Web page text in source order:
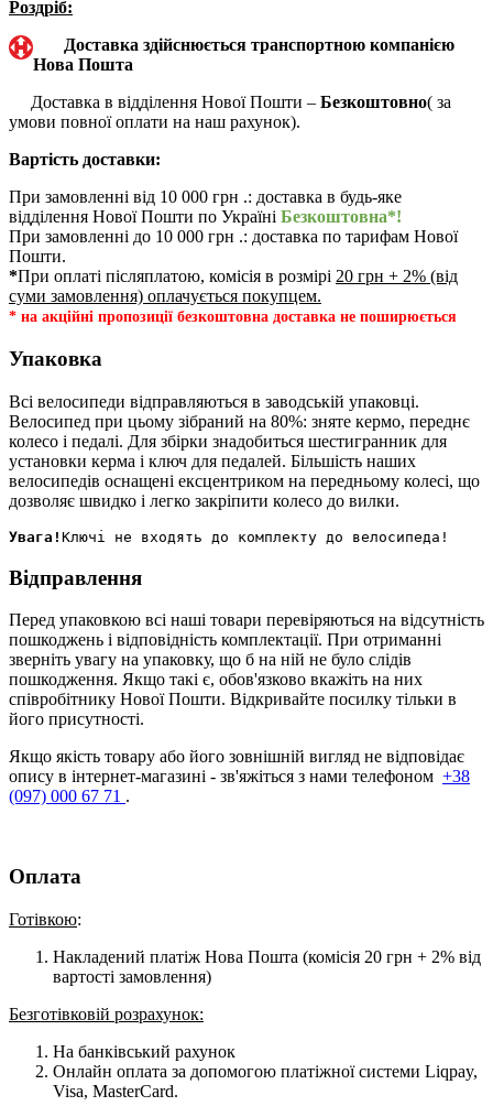
Роздріб:
Доставка здійснюється транспортною компанією
Нова Пошта
Доставка в відділення Нової Пошти – Безкоштовно( за
умови повної оплати на наш рахунок).
Вартість доставки:
При замовленні від 10 000 грн .: доставка в будь-яке
відділення Нової Пошти по Україні Безкоштовна*!
При замовленні до 10 000 грн .: доставка по тарифам Нової
Пошти.
*При оплаті післяплатою, комісія в розмірі 20 грн + 2% (від
суми замовлення) оплачується покупцем.
* на акційні пропозиції безкоштовна доставка не поширюється
Упаковка
Всі велосипеди відправляються в заводській упаковці.
Велосипед при цьому зібраний на 80%: зняте кермо, переднє
колесо і педалі. Для збірки знадобиться шестигранник для
установки керма і ключ для педалей. Більшість наших
велосипедів оснащені ексцентриком на передньому колесі, що
дозволяє швидко і легко закріпити колесо до вилки.
Увага!
Відправлення
Перед упаковкою всі наші товари перевіряються на відсутність
пошкоджень і відповідність комплектації. При отриманні
зверніть увагу на упаковку, що б на ній не було слідів
пошкодження. Якщо такі є, обов'язково вкажіть на них
співробітнику Нової Пошти. Відкривайте посилку тільки в
його присутності.
Якщо якість товару або його зовнішній вигляд не відповідає
опису в інтернет-магазині - зв'яжіться з нами телефоном +38
(097) 000 67 71 .
Оплата
Готівкою:
Накладений платіж Нова Пошта (комісія 20 грн + 2% від
вартості замовлення)
Безготівковій розрахунок:
На банківський рахунок
Онлайн оплата за допомогою платіжної системи Liqpay,
Visa, MasterCard.